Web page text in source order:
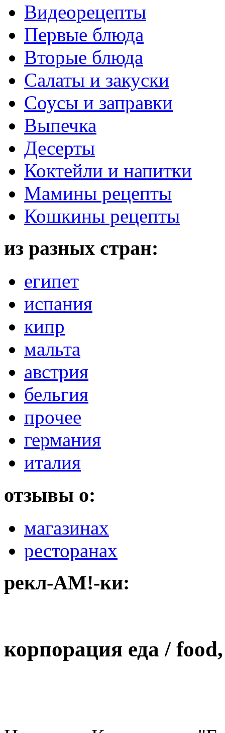
Видеорецепты
Первые блюда
Вторые блюда
Салаты и закуски
Соусы и заправки
Выпечка
Десерты
Коктейли и напитки
Мамины рецепты
Кошкины рецепты
из разных стран:
египет
испания
кипр
мальта
австрия
бельгия
прочее
германия
италия
отзывы о:
магазинах
ресторанах
рекл-АМ!-ки:
корпорация еда /